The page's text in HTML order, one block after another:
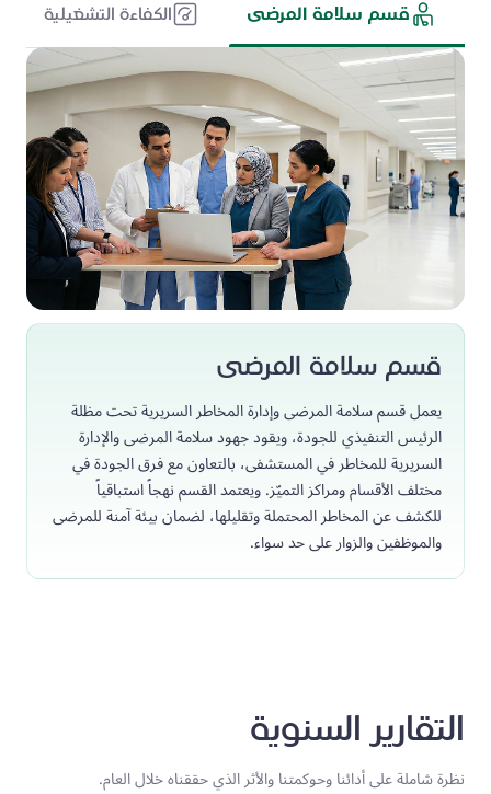
قسم سلامة المرضى الكفاءة التشغيلية
قسم سلامة المرضى
يعمل قسم سلامة المرضى وإدارة المخاطر السريرية تحت مظلة
الرئيس التنفيذي للجودة، ويقود جهود سلامة المرضى والإدارة
السريرية للمخاطر في المستشفى، بالتعاون مع فرق الجودة في
مختلف الأقسام ومراكز التميّز. ويعتمد القسم نهجاً استباقياً
للكشف عن المخاطر المحتملة وتقليلها، لضمان بيئة آمنة للمرضى
والموظفين والزوار على حد سواء.
التقارير السنوية
نظرة شاملة على أدائنا وحوكمتنا والأثر الذي حققناه خلال العام.